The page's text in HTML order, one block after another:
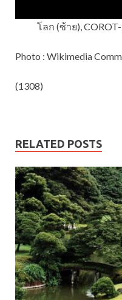
โลก (ซ้าย),
Photo : Wikimedia
(1308)
RELATED POSTS